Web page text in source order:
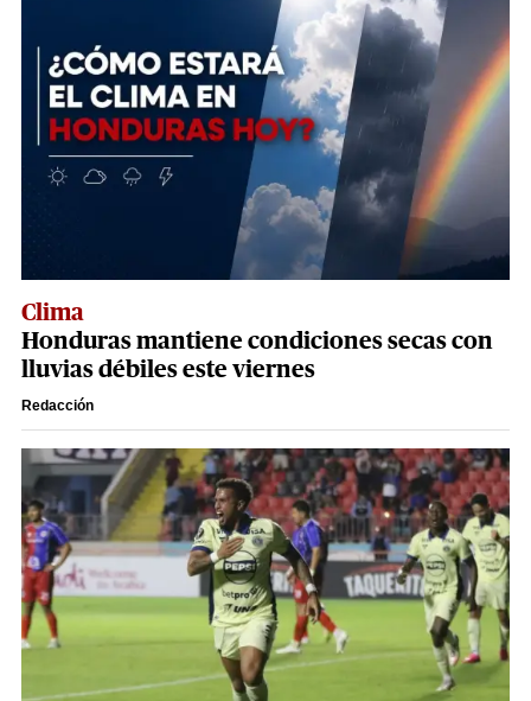
Clima
Honduras mantiene condiciones secas con
lluvias débiles este viernes
Redacción